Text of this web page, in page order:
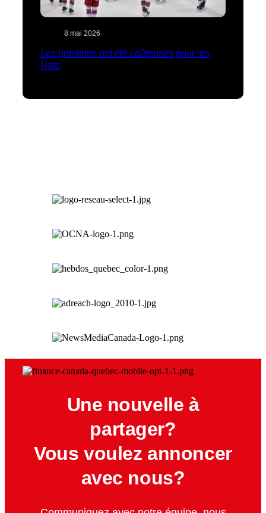
8 mai 2026
Les punitions ont été coûteuses pour les
Nats
Une nouvelle à
partager?
Vous voulez annoncer
avec nous?